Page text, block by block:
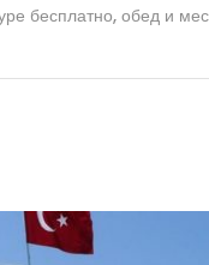
бесплатно, обед и